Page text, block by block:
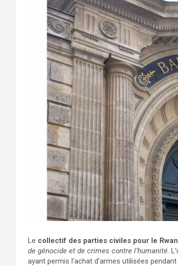
Le collectif des parties civiles pour le
de génocide et de crimes contre l’humanité.
ayant permis l’achat d’armes utilisées